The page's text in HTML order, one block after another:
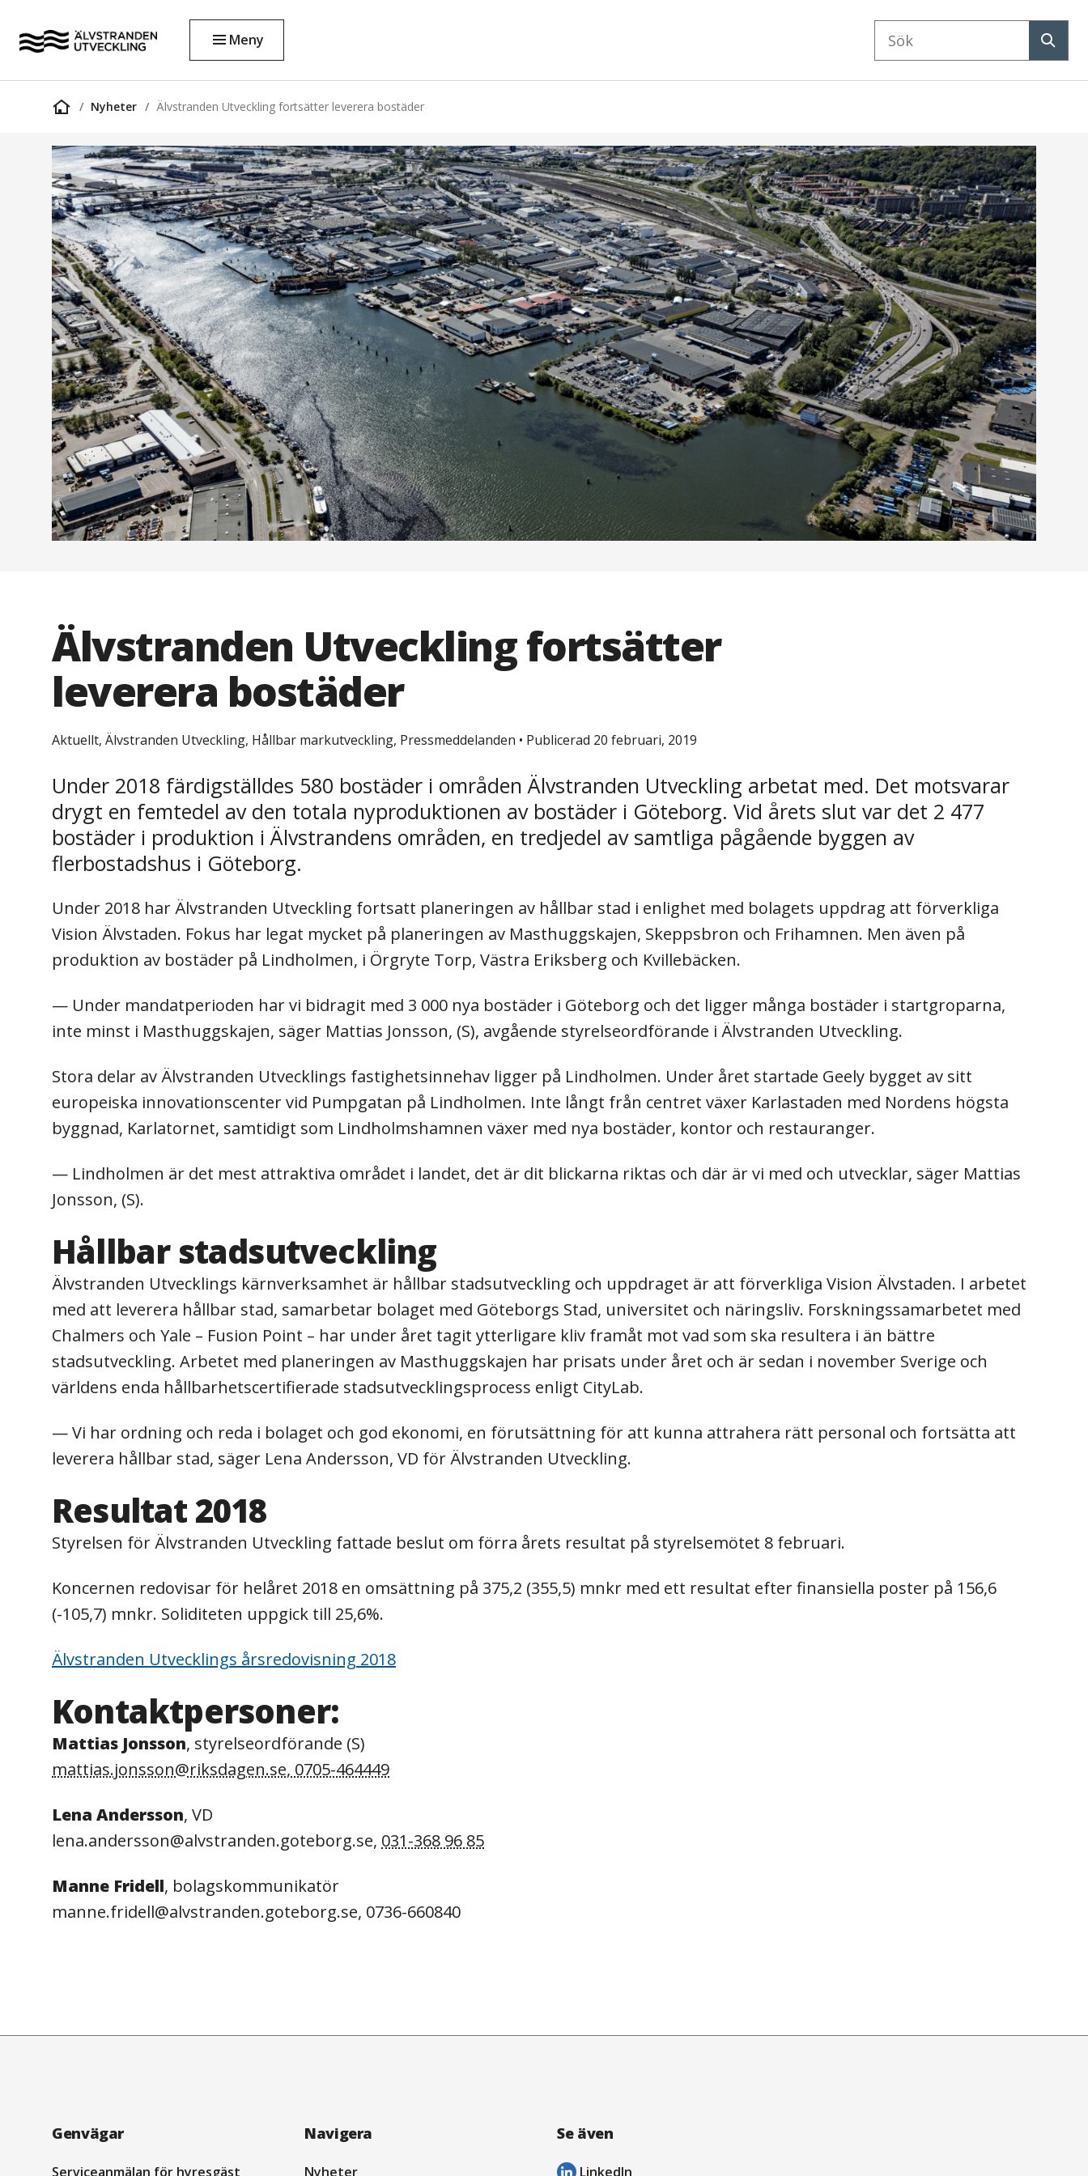
Meny
Sök
Startsida
Nyheter Älvstranden Utveckling fortsätter leverera bostäder
Älvstranden Utveckling fortsätter
leverera bostäder
Aktuellt, Älvstranden Utveckling, Hållbar markutveckling, Pressmeddelanden • Publicerad 20 februari, 2019
Under 2018 färdigställdes 580 bostäder i områden Älvstranden Utveckling arbetat med. Det motsvarar
drygt en femtedel av den totala nyproduktionen av bostäder i Göteborg. Vid årets slut var det 2 477
bostäder i produktion i Älvstrandens områden, en tredjedel av samtliga pågående byggen av
flerbostadshus i Göteborg.
Under 2018 har Älvstranden Utveckling fortsatt planeringen av hållbar stad i enlighet med bolagets uppdrag att förverkliga
Vision Älvstaden. Fokus har legat mycket på planeringen av Masthuggskajen, Skeppsbron och Frihamnen. Men även på
produktion av bostäder på Lindholmen, i Örgryte Torp, Västra Eriksberg och Kvillebäcken.
— Under mandatperioden har vi bidragit med 3 000 nya bostäder i Göteborg och det ligger många bostäder i startgroparna,
inte minst i Masthuggskajen, säger Mattias Jonsson, (S), avgående styrelseordförande i Älvstranden Utveckling.
Stora delar av Älvstranden Utvecklings fastighetsinnehav ligger på Lindholmen. Under året startade Geely bygget av sitt
europeiska innovationscenter vid Pumpgatan på Lindholmen. Inte långt från centret växer Karlastaden med Nordens högsta
byggnad, Karlatornet, samtidigt som Lindholmshamnen växer med nya bostäder, kontor och restauranger.
— Lindholmen är det mest attraktiva området i landet, det är dit blickarna riktas och där är vi med och utvecklar, säger Mattias
Jonsson, (S).
Hållbar stadsutveckling
Älvstranden Utvecklings kärnverksamhet är hållbar stadsutveckling och uppdraget är att förverkliga Vision Älvstaden. I arbetet
med att leverera hållbar stad, samarbetar bolaget med Göteborgs Stad, universitet och näringsliv. Forskningssamarbetet med
Chalmers och Yale – Fusion Point – har under året tagit ytterligare kliv framåt mot vad som ska resultera i än bättre
stadsutveckling. Arbetet med planeringen av Masthuggskajen har prisats under året och är sedan i november Sverige och
världens enda hållbarhetscertifierade stadsutvecklingsprocess enligt CityLab.
— Vi har ordning och reda i bolaget och god ekonomi, en förutsättning för att kunna attrahera rätt personal och fortsätta att
leverera hållbar stad, säger Lena Andersson, VD för Älvstranden Utveckling.
Resultat 2018
Styrelsen för Älvstranden Utveckling fattade beslut om förra årets resultat på styrelsemötet 8 februari.
Koncernen redovisar för helåret 2018 en omsättning på 375,2 (355,5) mnkr med ett resultat efter finansiella poster på 156,6
(-105,7) mnkr. Soliditeten uppgick till 25,6%.
Älvstranden Utvecklings årsredovisning 2018
Kontaktpersoner:
Mattias Jonsson, styrelseordförande (S)
mattias.jonsson@riksdagen.se, 0705-464449
Lena Andersson, VD
lena.andersson@alvstranden.goteborg.se, 031-368 96 85
Manne Fridell, bolagskommunikatör
manne.fridell@alvstranden.goteborg.se, 0736-660840
Navigation
Genvägar
Serviceanmälan för hyresgäst
Navigera
Nyheter
Se även
LinkedIn